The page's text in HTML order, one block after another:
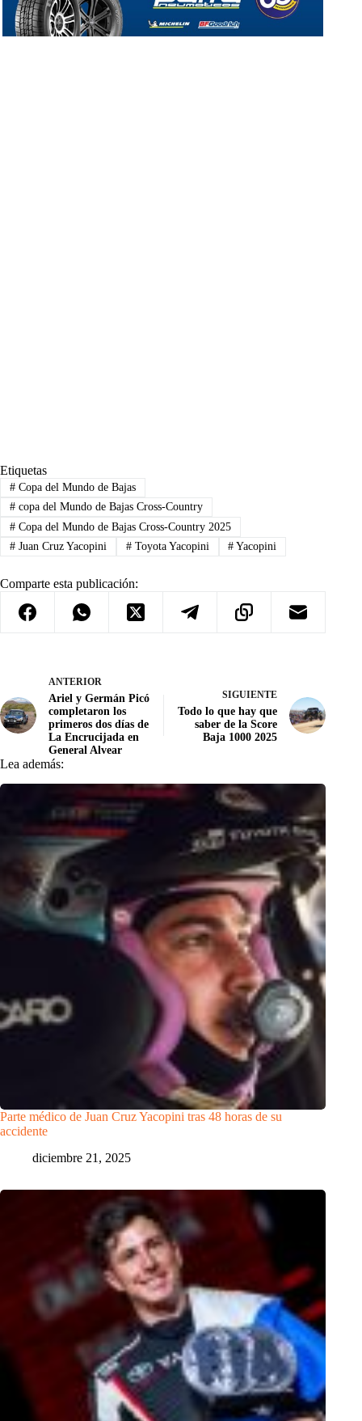
Etiquetas
#Copa del Mundo de Bajas
#copa del Mundo de Bajas Cross-Country
#Copa del Mundo de Bajas Cross-Country 2025
#Juan Cruz Yacopini #Toyota Yacopini # Yacopini
Comparte esta publicación:
ANTERIOR
Ariel y Germán Picó
completaron los
primeros dos días de
La Encrucijada en
General Alvear
SIGUIENTE
Todo lo que hay que
saber de la Score
Baja 1000 2025
Lea además:
Parte médico de Juan Cruz Yacopini tras 48 horas de su
accidente
diciembre 21, 2025